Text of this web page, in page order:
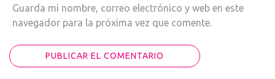
Guarda mi nombre, correo electrónico y web en este
navegador para la próxima vez que comente.